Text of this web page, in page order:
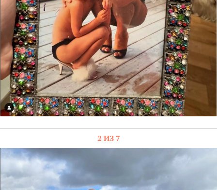
2 ИЗ 7